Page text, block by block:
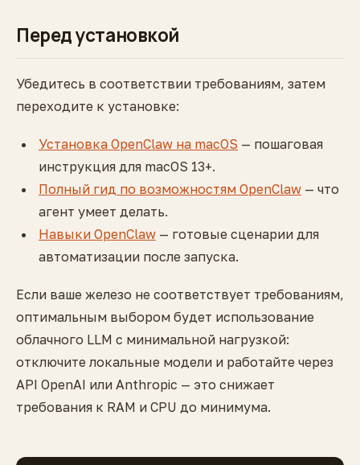
Перед установкой
Убедитесь в соответствии требованиям, затем
переходите к установке:
Установка OpenClaw на macOS — пошаговая
инструкция для macOS 13+.
Полный гид по возможностям OpenClaw — что
агент умеет делать.
Навыки OpenClaw — готовые сценарии для
автоматизации после запуска.
Если ваше железо не соответствует требованиям,
оптимальным выбором будет использование
облачного LLM с минимальной нагрузкой:
отключите локальные модели и работайте через
API OpenAI или Anthropic — это снижает
требования к RAM и CPU до минимума.